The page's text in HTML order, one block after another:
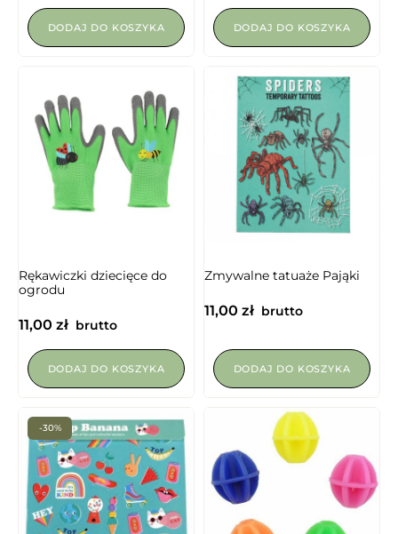
DODAJ DO KOSZYKA DODAJ DO KOSZYKA
Rękawiczki dziecięce do
ogrodu
11,00 zł brutto
DODAJ DO KOSZYKA
Zmywalne tatuaże Pająki
11,00 zł brutto
DODAJ DO KOSZYKA
-30%